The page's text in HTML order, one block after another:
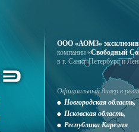
ООО «АОМЗ»
компании «Свободный
в г. Санкт-Петербург и
Официальный дилер в
Новгородская область,
Псковская область,
Республика Карелия